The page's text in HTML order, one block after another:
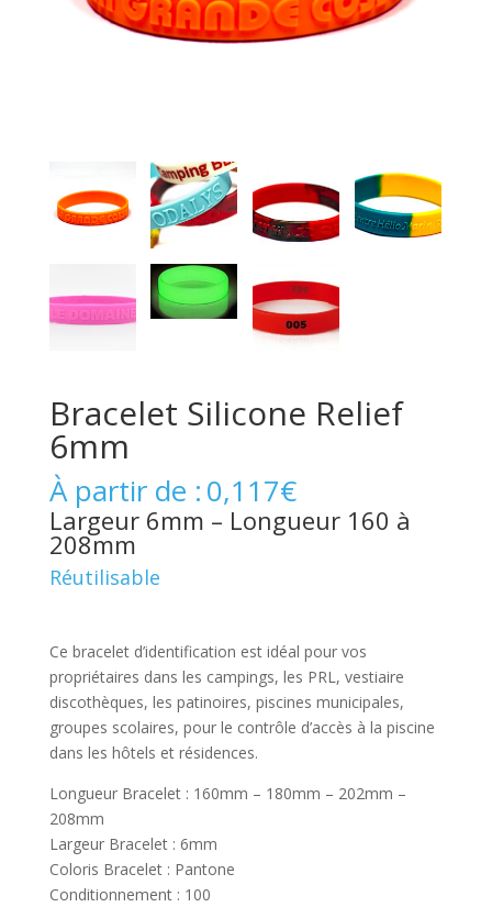
Bracelet Silicone Relief
6mm
À partir de :0,117€
Largeur 6mm – Longueur 160 à
208mm
Réutilisable
Ce bracelet d’identification est idéal pour vos
propriétaires dans les campings, les PRL, vestiaire
discothèques, les patinoires, piscines municipales,
groupes scolaires, pour le contrôle d’accès à la piscine
dans les hôtels et résidences.
Longueur Bracelet : 160mm – 180mm – 202mm –
208mm
Largeur Bracelet : 6mm
Coloris Bracelet : Pantone
Conditionnement : 100